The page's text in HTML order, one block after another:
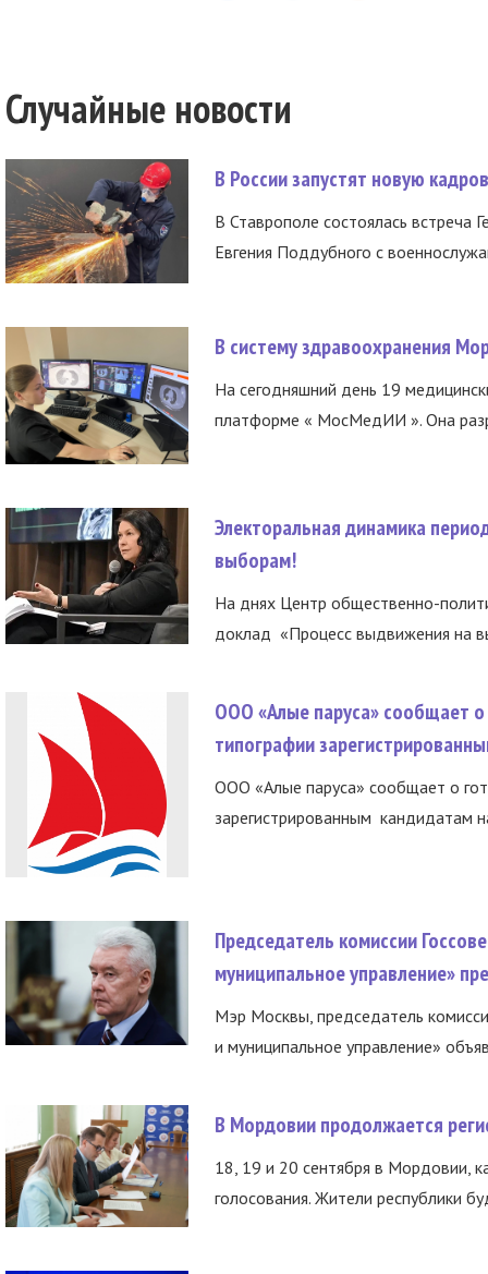
Случайные новости
В России запустят новую
В Ставрополе состоялась встреча
Евгения Поддубного с
В систему здравоохранения
На сегодняшний день 19
платформе « МосМедИИ ». Она
Электоральная динамика
выборам!
На днях Центр общественно-
доклад «Процесс выдвижения на
ООО «Алые паруса» сообщает о
типографии
ООО «Алые паруса» сообщает о
зарегистрированным кандидатам
Председатель комиссии
муниципальное управление»
Мэр Москвы, председатель
и муниципальное управление»
В Мордовии продолжается
18, 19 и 20 сентября в Мордовии,
голосования. Жители республики